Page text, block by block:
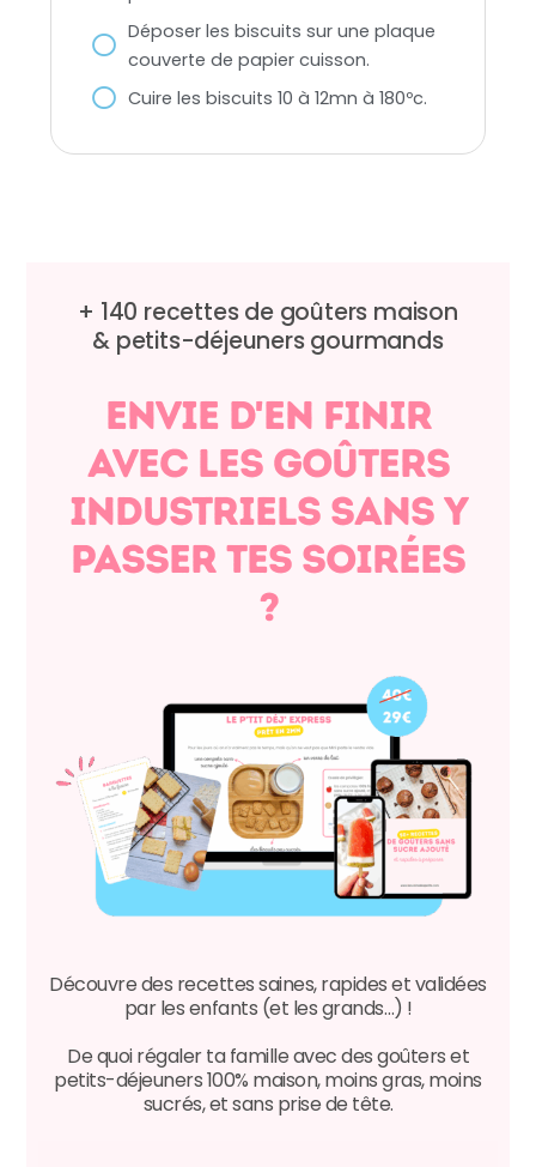
Déposer les biscuits sur une plaque
couverte de papier cuisson.
Cuire les biscuits 10 à 12mn à 180ºc.
+ 140 recettes de goûters maison
& petits-déjeuners gourmands
envie d'en finir
avec les goûters
industriels sans y
passer tes soirées
?
Découvre des recettes saines, rapides et validées
par les enfants (et les grands…) !
De quoi régaler ta famille avec des goûters et
petits-déjeuners 100% maison, moins gras, moins
sucrés, et sans prise de tête.